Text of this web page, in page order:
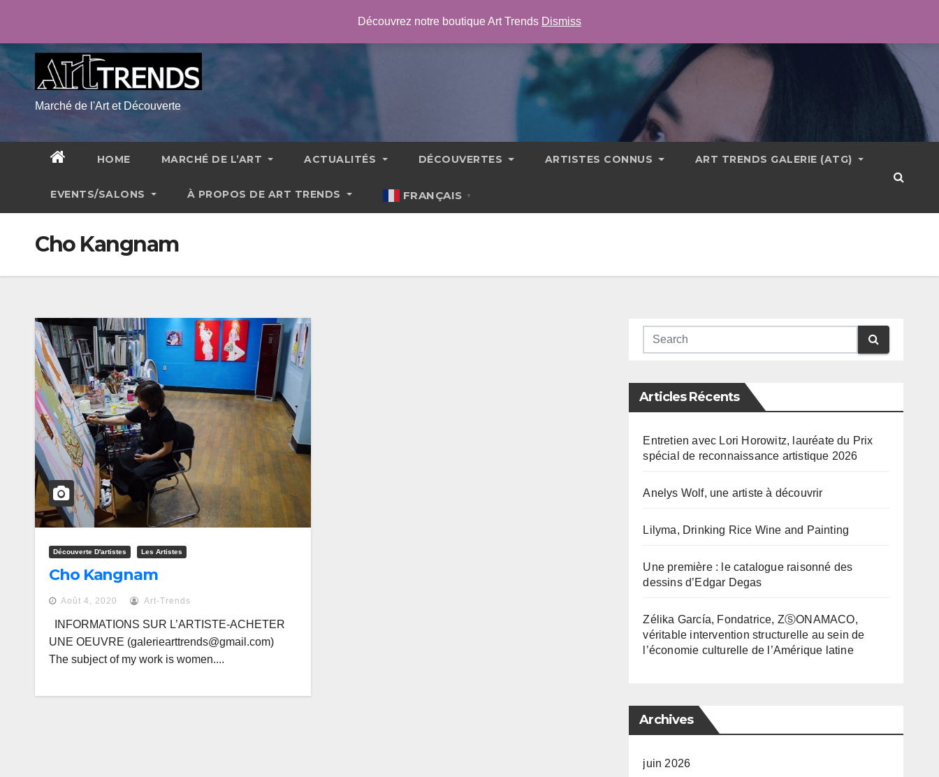
content
Marché de l'Art et Découverte
HOME MARCHÉ DE L’ART ACTUALITÉS DÉCOUVERTES ARTISTES CONNUS ART TRENDS GALERIE (ATG)
EVENTS/SALONS À PROPOS DE ART TRENDS FRANÇAIS ▼
Cho Kangnam
Découverte D'artistes Les Artistes
Cho Kangnam
Août 4, 2020 Art-Trends
INFORMATIONS SUR L’ARTISTE-ACHETER
UNE OEUVRE (galeriearttrends@gmail.com)
The subject of my work is women....
Articles Récents
Entretien avec Lori Horowitz, lauréate du Prix
spécial de reconnaissance artistique 2026
Anelys Wolf, une artiste à découvrir
Lilyma, Drinking Rice Wine and Painting
Une première : le catalogue raisonné des
dessins d’Edgar Degas
Zélika García, Fondatrice, ZⓈONAMACO,
véritable intervention structurelle au sein de
l’économie culturelle de l’Amérique latine
Archives
juin 2026
Découvrez notre boutique Art Trends Dismiss